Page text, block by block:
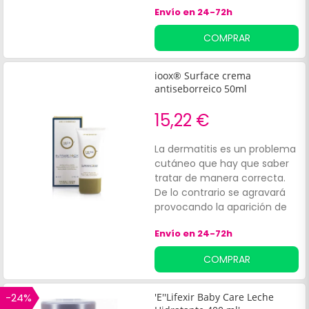
Envío en 24-72h
COMPRAR
ioox® Surface crema
antiseborreico 50ml
15,22 €
La dermatitis es un problema
cutáneo que hay que saber
tratar de manera correcta.
De lo contrario se agravará
provocando la aparición de
consigo dolores y molestias,
además de una
desagradable
apariencia.ioox® Surface
crema antiseborreico es un
Envío en 24-72h
COMPRAR
-24%
'E''Lifexir Baby Care Leche